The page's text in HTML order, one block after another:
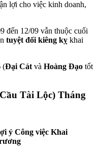
lợi cho việc kinh doanh,
đến 12/09 vẫn thuộc cuối
tuyệt đối kiêng kỵ khai
(Đại Cát và Hoàng Đạo tốt
Tài Lộc) Tháng
ý Công việc Khai